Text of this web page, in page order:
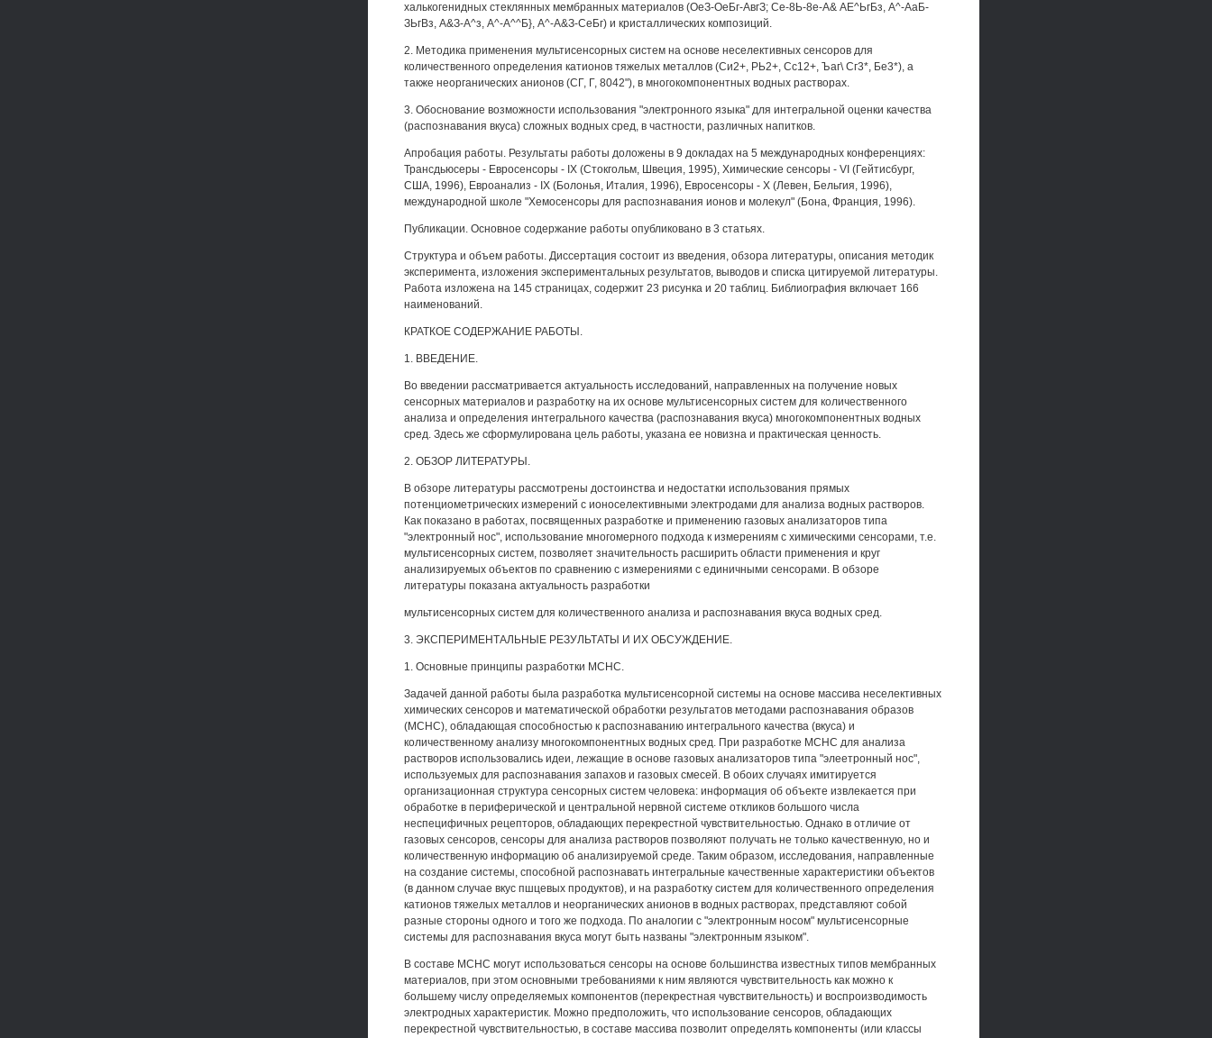
халькогенидных стеклянных мембранных материалов (ОеЗ-ОеБг-АвгЗ; Се-8Ь-8е-А& АЕ^ЬгБз, А^-АаБ-
ЗЬгВз, А&З-А^з, А^-А^^Б}, А^-А&З-СеБг) и кристаллических композиций.
2. Методика применения мультисенсорных систем на основе неселективных сенсоров для
количественного определения катионов тяжелых металлов (Си2+, РЬ2+, Сс12+, Ъаг\ Сг3*, Бе3*), а
также неорганических анионов (СГ, Г, 8042"), в многокомпонентных водных растворах.
3. Обоснование возможности использования "электронного языка" для интегральной оценки качества
(распознавания вкуса) сложных водных сред, в частности, различных напитков.
Апробация работы. Результаты работы доложены в 9 докладах на 5 международных конференциях:
Трансдьюсеры - Евросенсоры - IX (Стокгольм, Швеция, 1995), Химические сенсоры - VI (Гейтисбург,
США, 1996), Евроанализ - IX (Болонья, Италия, 1996), Евросенсоры - X (Левен, Бельгия, 1996),
международной школе "Хемосенсоры для распознавания ионов и молекул" (Бона, Франция, 1996).
Публикации. Основное содержание работы опубликовано в 3 статьях.
Структура и объем работы. Диссертация состоит из введения, обзора литературы, описания методик
эксперимента, изложения экспериментальных результатов, выводов и списка цитируемой литературы.
Работа изложена на 145 страницах, содержит 23 рисунка и 20 таблиц. Библиография включает 166
наименований.
КРАТКОЕ СОДЕРЖАНИЕ РАБОТЫ.
1. ВВЕДЕНИЕ.
Во введении рассматривается актуальность исследований, направленных на получение новых
сенсорных материалов и разработку на их основе мультисенсорных систем для количественного
анализа и определения интегрального качества (распознавания вкуса) многокомпонентных водных
сред. Здесь же сформулирована цель работы, указана ее новизна и практическая ценность.
2. ОБЗОР ЛИТЕРАТУРЫ.
В обзоре литературы рассмотрены достоинства и недостатки использования прямых
потенциометрических измерений с ионоселективными электродами для анализа водных растворов.
Как показано в работах, посвященных разработке и применению газовых анализаторов типа
"электронный нос", использование многомерного подхода к измерениям с химическими сенсорами, т.е.
мультисенсорных систем, позволяет значительность расширить области применения и круг
анализируемых объектов по сравнению с измерениями с единичными сенсорами. В обзоре
литературы показана актуальность разработки
мультисенсорных систем для количественного анализа и распознавания вкуса водных сред.
3. ЭКСПЕРИМЕНТАЛЬНЫЕ РЕЗУЛЬТАТЫ И ИХ ОБСУЖДЕНИЕ.
1. Основные принципы разработки МСНС.
Задачей данной работы была разработка мультисенсорной системы на основе массива неселективных
химических сенсоров и математической обработки результатов методами распознавания образов
(МСНС), обладающая способностью к распознаванию интегрального качества (вкуса) и
количественному анализу многокомпонентных водных сред. При разработке МСНС для анализа
растворов использовались идеи, лежащие в основе газовых анализаторов типа "элеетронный нос",
используемых для распознавания запахов и газовых смесей. В обоих случаях имитируется
организационная структура сенсорных систем человека: информация об объекте извлекается при
обработке в периферической и центральной нервной системе откликов большого числа
неспецифичных рецепторов, обладающих перекрестной чувствительностью. Однако в отличие от
газовых сенсоров, сенсоры для анализа растворов позволяют получать не только качественную, но и
количественную информацию об анализируемой среде. Таким образом, исследования, направленные
на создание системы, способной распознавать интегральные качественные характеристики объектов
(в данном случае вкус пшцевых продуктов), и на разработку систем для количественного определения
катионов тяжелых металлов и неорганических анионов в водных растворах, представляют собой
разные стороны одного и того же подхода. По аналогии с "электронным носом" мультисенсорные
системы для распознавания вкуса могут быть названы "электронным языком".
В составе МСНС могут использоваться сенсоры на основе большинства известных типов мембранных
материалов, при этом основными требованиями к ним являются чувствительность как можно к
большему числу определяемых компонентов (перекрестная чувствительность) и воспроизводимость
электродных характеристик. Можно предположить, что использование сенсоров, обладающих
перекрестной чувствительностью, в составе массива позволит определять компоненты (или классы